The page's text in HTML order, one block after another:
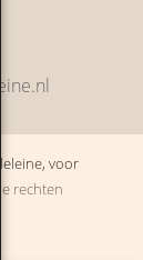
voor
rechten